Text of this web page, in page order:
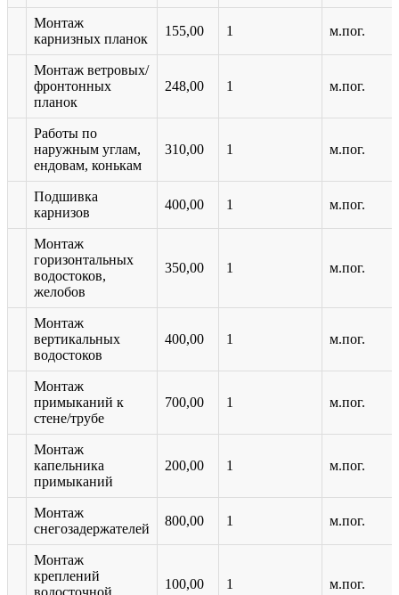
Монтаж
карнизных планок
155,00 1 м.пог.
Монтаж ветровых/
фронтонных
планок
248,00 1 м.пог.
Работы по
наружным углам,
ендовам, конькам
310,00 1 м.пог.
Подшивка
карнизов
400,00 1 м.пог.
Монтаж
горизонтальных
водостоков,
желобов
350,00 1 м.пог.
Монтаж
вертикальных
водостоков
400,00 1 м.пог.
Монтаж
примыканий к
стене/трубе
700,00 1 м.пог.
Монтаж
капельника
примыканий
200,00 1 м.пог.
Монтаж
снегозадержателей
800,00 1 м.пог.
Монтаж
креплений
100,00 1 м.пог.